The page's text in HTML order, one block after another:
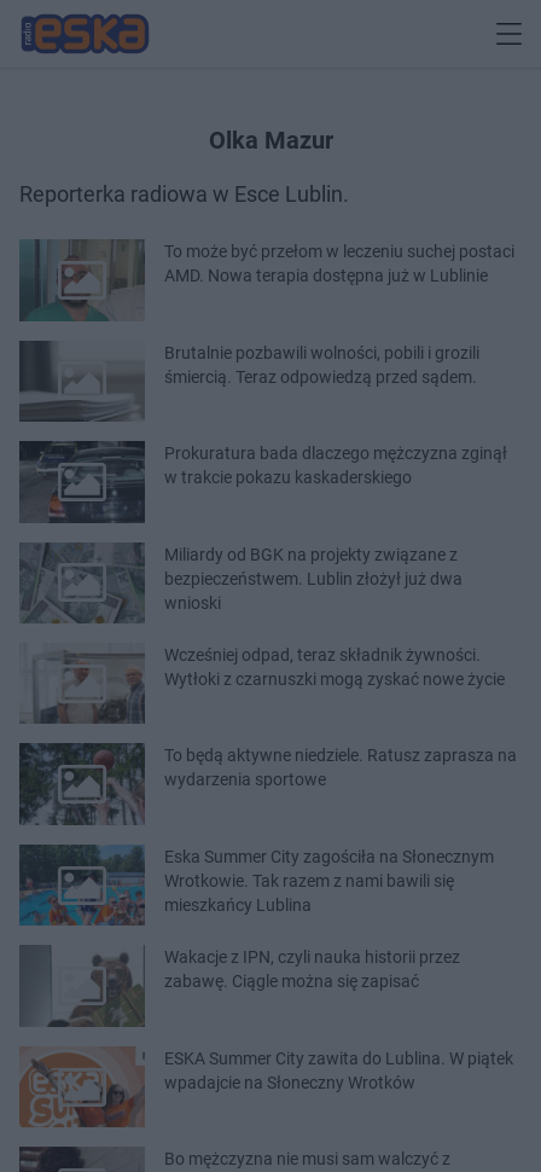
Olka Mazur
Reporterka radiowa w Esce Lublin.
To może być przełom w leczeniu suchej postaci
AMD. Nowa terapia dostępna już w Lublinie
Brutalnie pozbawili wolności, pobili i grozili
śmiercią. Teraz odpowiedzą przed sądem.
Prokuratura bada dlaczego mężczyzna zginął
w trakcie pokazu kaskaderskiego
Miliardy od BGK na projekty związane z
bezpieczeństwem. Lublin złożył już dwa
wnioski
Wcześniej odpad, teraz składnik żywności.
Wytłoki z czarnuszki mogą zyskać nowe życie
To będą aktywne niedziele. Ratusz zaprasza na
wydarzenia sportowe
Eska Summer City zagościła na Słonecznym
Wrotkowie. Tak razem z nami bawili się
mieszkańcy Lublina
Wakacje z IPN, czyli nauka historii przez
zabawę. Ciągle można się zapisać
ESKA Summer City zawita do Lublina. W piątek
wpadajcie na Słoneczny Wrotków
Bo mężczyzna nie musi sam walczyć z